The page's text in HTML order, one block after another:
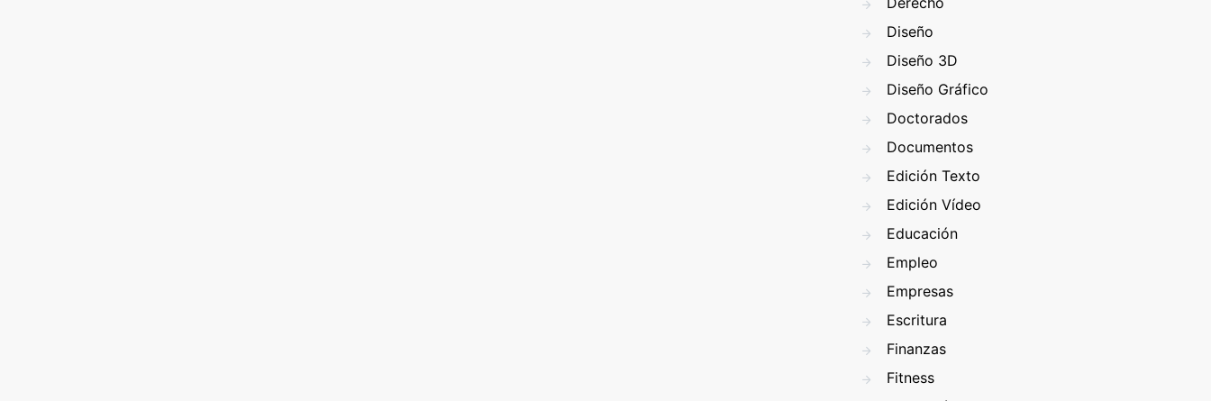
Diseño
Diseño 3D
Diseño Gráfico
Doctorados
Documentos
Edición Texto
Edición Vídeo
Educación
Empleo
Empresas
Escritura
Finanzas
Fitness